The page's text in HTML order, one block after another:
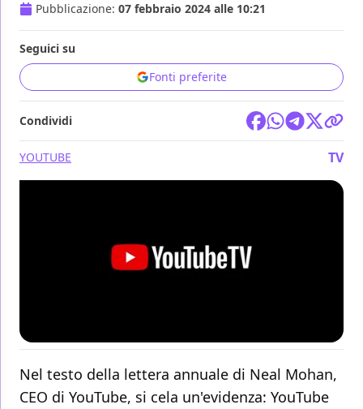
Pubblicazione: 07 febbraio 2024 alle 10:21
Seguici su
Fonti preferite
Condividi
YOUTUBE TV
Nel testo della lettera annuale di Neal Mohan,
CEO di YouTube, si cela un'evidenza: YouTube